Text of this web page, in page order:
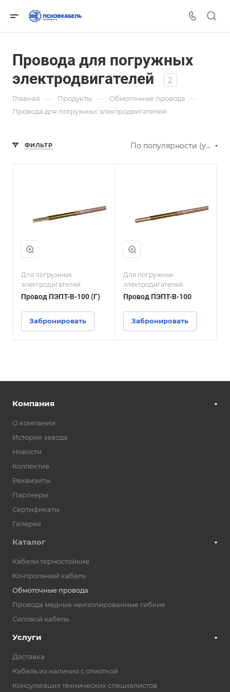
Провода для погружных
электродвигателей
2
Главная — Продукты — Обмоточные провода —
Провода для погружных электродвигателей
ФИЛЬТР По популярности (убывание)
Для погружных
электродигателей
Провод ПЭПТ-В-100 (Г)
Забронировать
Для погружных
электродигателей
Провод ПЭПТ-В-100
Забронировать
Компания
О компании
История завода
Новости
Коллектив
Реквизиты
Партнеры
Сертификаты
Галерея
Каталог
Кабели термостойкие
Контрольный кабель
Обмоточные провода
Провода медные неизолированные гибкие
Силовой кабель
Услуги
Доставка
Кабель из наличия с отмоткой
Консультация технических специалистов